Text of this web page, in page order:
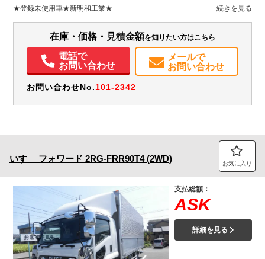
愛知県 - 無
装備情報
エアコン パワステ パワーウィンドウ
★登録未使用車★新明和工業★
在庫・価格・見積金額を知りたい方はこちら
電話で
お問い合わせ
メールで
お問い合わせ
お問い合わせNo.101-2342
いすゞ フォワード 2RG-FRR90T4 (2WD) お気に入り
支払総額：
ASK
詳細を見る